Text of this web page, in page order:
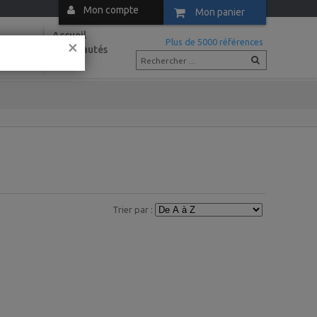
×
Mon compte Mon panier
Accueil
Nouveautés
Plus de 5000 références
Trier par :